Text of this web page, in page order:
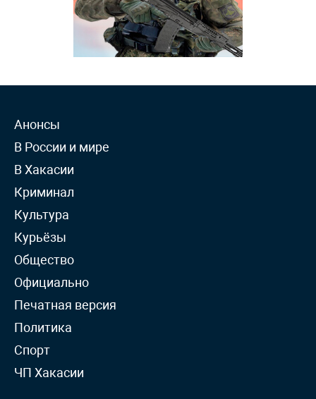
Анонсы
В России и мире
В Хакасии
Криминал
Культура
Курьёзы
Общество
Официально
Печатная версия
Политика
Спорт
ЧП Хакасии